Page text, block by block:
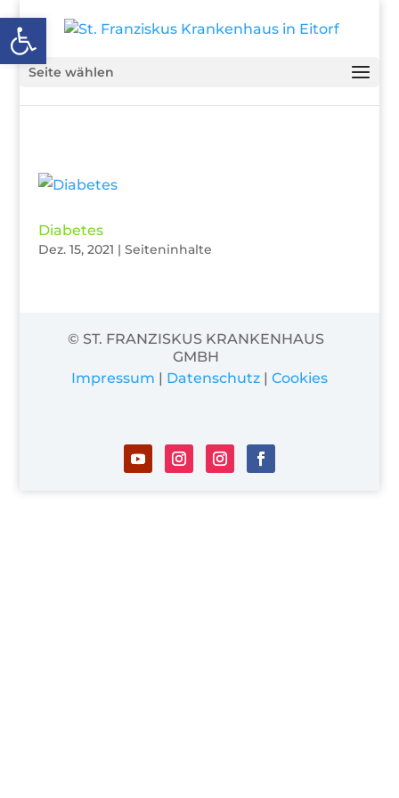
Open toolbar
Seite wählen
Diabetes
Dez. 15, 2021 | Seiteninhalte
© ST. FRANZISKUS KRANKENHAUS
GMBH
Impressum | Datenschutz | Cookies